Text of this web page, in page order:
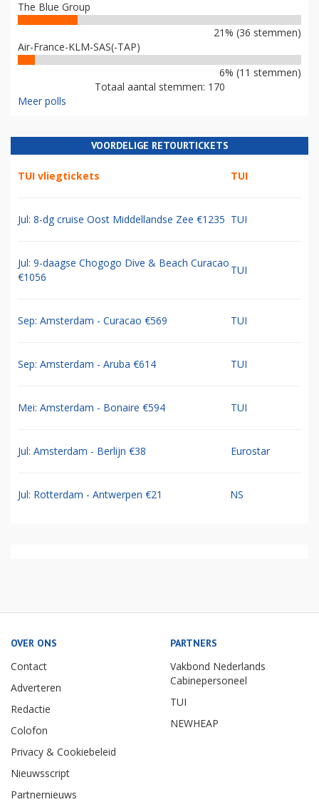
The Blue Group
21% (36 stemmen)
Air-France-KLM-SAS(-TAP)
6% (11 stemmen)
Totaal aantal stemmen: 170
Meer polls
VOORDELIGE RETOURTICKETS
TUI vliegtickets TUI
Jul: 8-dg cruise Oost Middellandse Zee €1235 TUI
Jul: 9-daagse Chogogo Dive & Beach Curacao
€1056
TUI
Sep: Amsterdam - Curacao €569 TUI
Sep: Amsterdam - Aruba €614 TUI
Mei: Amsterdam - Bonaire €594 TUI
Jul: Amsterdam - Berlijn €38 Eurostar
Jul: Rotterdam - Antwerpen €21 NS
OVER ONS
Contact
Adverteren
Redactie
Colofon
Privacy & Cookiebeleid
Nieuwsscript
Partnernieuws
PARTNERS
Vakbond Nederlands
Cabinepersoneel
TUI
NEWHEAP